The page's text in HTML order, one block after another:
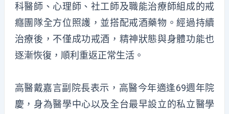
科醫師、心理師、社工師及職能治療師組成的戒
癮團隊全方位照護，並搭配戒酒藥物。經過持續
治療後，不僅成功戒酒，精神狀態與身體功能也
逐漸恢復，順利重返正常生活。
高醫戴嘉言副院長表示，高醫今年適逢69週年院
慶，身為醫學中心以及全台最早設立的私立醫學